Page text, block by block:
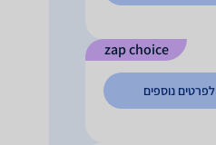
zap choice
לפרטים נוספים